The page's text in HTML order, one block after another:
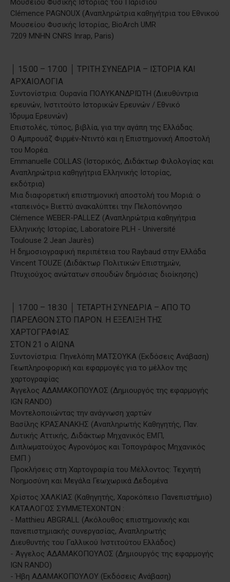
Clémence PAGNOUX (Αναπληρώτρια καθηγήτρια του Εθνικού
Μουσείου Φυσικής Ιστορίας, BioArch UMR
7209 MNHN CNRS Inrap, Paris)
│ 15:00 – 17:00 │ ΤΡΙΤΗ ΣΥΝΕΔΡΙΑ – ΙΣΤΟΡΙΑ ΚΑΙ
ΑΡΧΑΙΟΛΟΓΙΑ
Συντονίστρια: Ουρανία ΠΟΛΥΚΑΝΔΡΙΏΤΗ (Διευθύντρια
ερευνών, Ινστιτούτο Ιστορικών Ερευνών / Εθνικό
Ίδρυμα Ερευνών)
Επιστολές, τύπος, βιβλία, για την αγάπη της Ελλάδας.
Ο Αμπρουάζ Φιρμέν-Ντιντό και η Επιστημονική Αποστολή
του Μορέα.
Emmanuelle COLLAS (Ιστορικός, Διδάκτωρ Φιλολογίας και
Αναπληρώτρια καθηγήτρια Ελληνικής Ιστορίας,
εκδότρια)
Μια διαφορετική επιστημονική αποστολή του Μοριά: ο
«ταπεινός» Βιεττύ ανακαλύπτει την Πελοπόννησο
Clémence WEBER-PALLEZ (Αναπληρώτρια καθηγήτρια
Ελληνικής Ιστορίας, Laboratoire PLH - Université
Toulouse 2 Jean Jaurès)
Η δημοσιογραφική περιπέτεια του Raybaud στην Ελλάδα
Vincent TOUZE (Διδάκτωρ Πολιτικών Επιστημών,
Πτυχιούχος ανώτατων σπουδών δημόσιας διοίκησης)
│ 17:00 – 18:30 │ ΤΕΤΑΡΤΗ ΣΥΝΕΔΡΙΑ – ΑΠΟ ΤΟ
ΠΑΡΕΛΘΟΝ ΣΤΟ ΠΑΡΟΝ. Η ΕΞΕΛΙΞΗ ΤΗΣ
ΧΑΡΤΟΓΡΑΦΙΑΣ
ΣΤΟΝ 21 ο ΑΙΩΝΑ
Συντονίστρια: Πηνελόπη ΜΑΤΣΟΥΚΑ (Εκδόσεις Ανάβαση)
Γεωπληροφορική και εφαρμογές για το μέλλον της
χαρτογραφίας
Άγγελος ΑΔΑΜΑΚΟΠΟΥΛΟΣ (Δημιουργός της εφαρμογής
IGN RANDO)
Μοντελοποιώντας την ανάγνωση χαρτών
Βασίλης ΚΡΑΣΑΝΑΚΗΣ (Αναπληρωτής Καθηγητής, Παν.
Δυτικής Αττικής, Διδάκτωρ Μηχανικός ΕΜΠ,
Διπλωματούχος Αγρονόμος και Τοπογράφος Μηχανικός
ΕΜΠ )
Προκλήσεις στη Χαρτογραφία του Μέλλοντος: Τεχνητή
Νοημοσύνη και Μεγάλα Γεωχωρικά Δεδομένα
Χρίστος ΧΑΛΚΙΑΣ (Καθηγητής, Χαροκόπειο Πανεπιστήμιο)
ΚΑΤΑΛΟΓΟΣ ΣΥΜΜΕΤΕΧΟΝΤΩΝ :
- Matthieu ABGRALL (Ακόλουθος επιστημονικής και
πανεπιστημιακής συνεργασίας, Αναπληρωτής
Διευθυντής του Γαλλικού Ινστιτούτου Ελλάδος)
- Άγγελος ΑΔΑΜΑΚΟΠΟΥΛΟΣ (Δημιουργός της εφαρμογής
IGN RANDO)
- Ήβη ΑΔΑΜΑΚΟΠΟΥΛΟΥ (Εκδόσεις Ανάβαση)